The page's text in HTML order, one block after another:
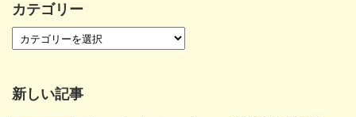
カテゴリー
新しい記事